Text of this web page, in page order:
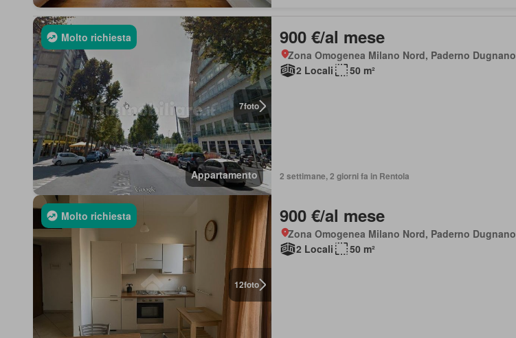
7foto
Molto richiesta
Appartamento
900 €/al mese
Zona Omogenea Milano Nord, Paderno Dugnano
2 Locali
50 m²
2 settimane, 2 giorni fa in Rentola
12foto
Molto richiesta 900 €/al mese
Zona Omogenea Milano Nord, Paderno Dugnano
2 Locali
50 m²